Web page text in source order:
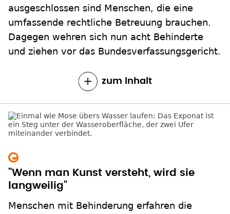
ausgeschlossen sind Menschen, die eine
umfassende rechtliche Betreuung brauchen.
Dagegen wehren sich nun acht Behinderte
und ziehen vor das Bundesverfassungsgericht.
zum Inhalt
"Wenn man Kunst versteht, wird sie
langweilig"
Menschen mit Behinderung erfahren die